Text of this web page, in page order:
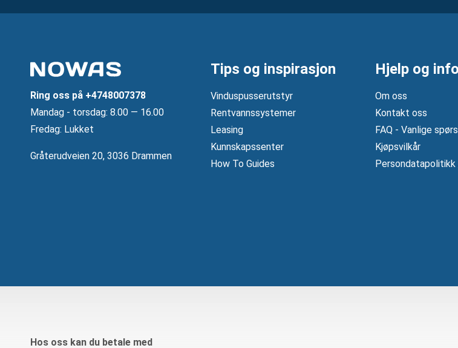
Ring oss på +4748007378
Mandag ‐ torsdag: 8.00 — 16.00
Fredag: Lukket
Gråterudveien 20, 3036 Drammen
Tips og inspirasjon
Vinduspusserutstyr
Rentvannssystemer
Leasing
Kunnskapssenter
How To Guides
Hjelp og
Om oss
Kontakt oss
FAQ - Vanlige
Kjøpsvilkår
Hos oss kan du betale med